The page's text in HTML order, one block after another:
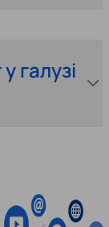
галузі